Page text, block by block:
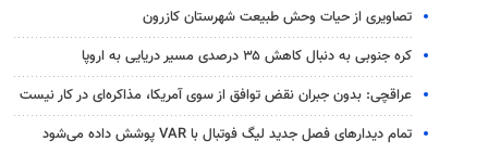
تصاویری از حیات وحش طبیعت شهرستان کازرون
کره جنوبی به دنبال کاهش ۳۵ درصدی مسیر دریایی به اروپا
عراقچی: بدون جبران نقض توافق از سوی آمریکا، مذاکره‌ای در کار نیست
تمام دیدارهای فصل جدید لیگ فوتبال با VAR پوشش داده می‌شود